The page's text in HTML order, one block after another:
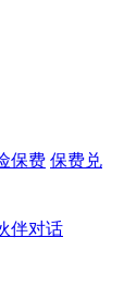
保费 保费兑
伴对话